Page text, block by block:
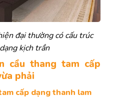
đại thường có cấu trúc
kịch trần
cầu thang tam cấp
phải
cấp dạng thanh lam